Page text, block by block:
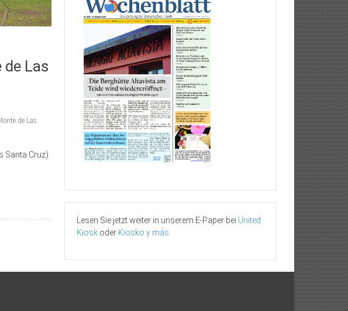
Las
de Las
Santa Cruz)
Lesen Sie jetzt weiter in unserem E-Paper bei United
Kiosk oder Kiosko y más